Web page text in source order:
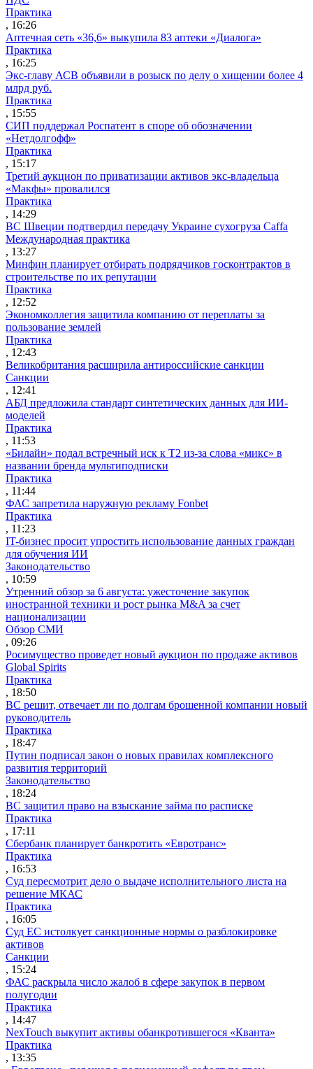
Практика
, 16:26
Аптечная сеть «36,6» выкупила 83 аптеки «Диалога»
Практика
, 16:25
Экс-главу АСВ объявили в розыск по делу о хищении более 4
млрд руб.
Практика
, 15:55
СИП поддержал Роспатент в споре об обозначении
«Нетдолгофф»
Практика
, 15:17
Третий аукцион по приватизации активов экс-владельца
«Макфы» провалился
Практика
, 14:29
ВС Швеции подтвердил передачу Украине сухогруза Caffa
Международная практика
, 13:27
Минфин планирует отбирать подрядчиков госконтрактов в
строительстве по их репутации
Практика
, 12:52
Экономколлегия защитила компанию от переплаты за
пользование землей
Практика
, 12:43
Великобритания расширила антироссийские санкции
Санкции
, 12:41
АБД предложила стандарт синтетических данных для ИИ-
моделей
Практика
, 11:53
«Билайн» подал встречный иск к Т2 из-за слова «микс» в
названии бренда мультиподписки
Практика
, 11:44
ФАС запретила наружную рекламу Fonbet
Практика
, 11:23
IT-бизнес просит упростить использование данных граждан
для обучения ИИ
Законодательство
, 10:59
Утренний обзор за 6 августа: ужесточение закупок
иностранной техники и рост рынка M&A за счет
национализации
Обзор СМИ
, 09:26
Росимущество проведет новый аукцион по продаже активов
Global Spirits
Практика
, 18:50
ВС решит, отвечает ли по долгам брошенной компании новый
руководитель
Практика
, 18:47
Путин подписал закон о новых правилах комплексного
развития территорий
Законодательство
, 18:24
ВС защитил право на взыскание займа по расписке
Практика
, 17:11
Сбербанк планирует банкротить «Евротранс»
Практика
, 16:53
Суд пересмотрит дело о выдаче исполнительного листа на
решение МКАС
Практика
, 16:05
Суд ЕС истолкует санкционные нормы о разблокировке
активов
Санкции
, 15:24
ФАС раскрыла число жалоб в сфере закупок в первом
полугодии
Практика
, 14:47
NexTouch выкупит активы обанкротившегося «Кванта»
Практика
, 13:35